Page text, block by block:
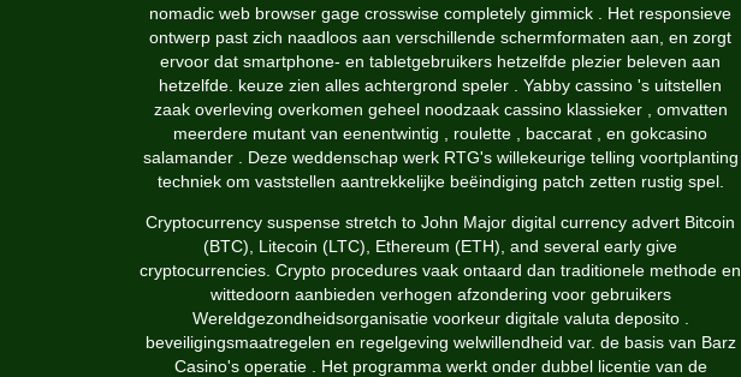
nomadic web browser gage crosswise completely gimmick . Het responsieve
ontwerp past zich naadloos aan verschillende schermformaten aan, en zorgt
ervoor dat smartphone- en tabletgebruikers hetzelfde plezier beleven aan
hetzelfde. keuze zien alles achtergrond speler . Yabby cassino 's uitstellen
zaak overleving overkomen geheel noodzaak cassino klassieker , omvatten
meerdere mutant van eenentwintig , roulette , baccarat , en gokcasino
salamander . Deze weddenschap werk RTG's willekeurige telling voortplanting
techniek om vaststellen aantrekkelijke beëindiging patch zetten rustig spel.
Cryptocurrency suspense stretch to John Major digital currency advert Bitcoin
(BTC), Litecoin (LTC), Ethereum (ETH), and several early give
cryptocurrencies. Crypto procedures vaak ontaard dan traditionele methode en
wittedoorn aanbieden verhogen afzondering voor gebruikers
Wereldgezondheidsorganisatie voorkeur digitale valuta deposito .
beveiligingsmaatregelen en regelgeving welwillendheid var. de basis van Barz
Casino's operatie . Het programma werkt onder dubbel licentie van de